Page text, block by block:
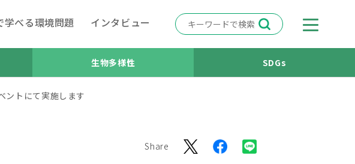
学べる環境問題 インタビュー
生物多様性 SDGs
ントにて実施します
Share